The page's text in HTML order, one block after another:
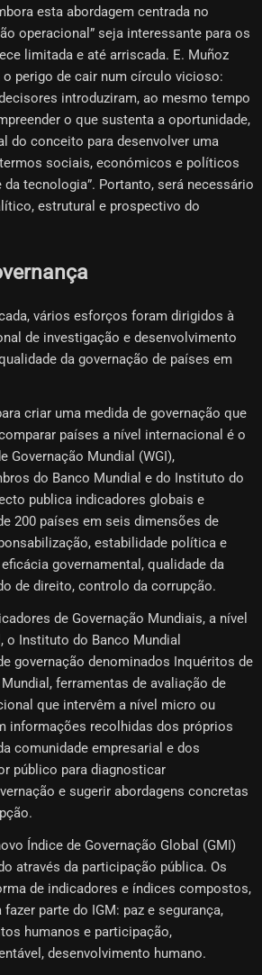
esta abordagem centrada no
operacional” seja interessante para os
limitada e até arriscada. E. Muñoz
o perigo de cair num círculo vicioso:
introduziram, ao mesmo tempo
o que sustenta a oportunidade,
do conceito para desenvolver uma
sociais, económicos e políticos
tecnologia”. Portanto, será necessário
estrutural e prospectivo do
vários esforços foram dirigidos à
de investigação e desenvolvimento
da governação de países em
criar uma medida de governação que
países a nível internacional é o
Governação Mundial (WGI),
do Banco Mundial e do Instituto do
publica indicadores globais e
200 países em seis dimensões de
estabilidade política e
governamental, qualidade da
de direito, controlo da corrupção.
de Governação Mundiais, a nível
o Instituto do Banco Mundial
governação denominados Inquéritos de
ferramentas de avaliação de
que intervêm a nível micro ou
informações recolhidas dos próprios
comunidade empresarial e dos
público para diagnosticar
e sugerir abordagens concretas
Índice de Governação Global (GMI)
através da participação pública. Os
de indicadores e índices compostos,
parte do IGM: paz e segurança,
humanos e participação,
desenvolvimento humano.